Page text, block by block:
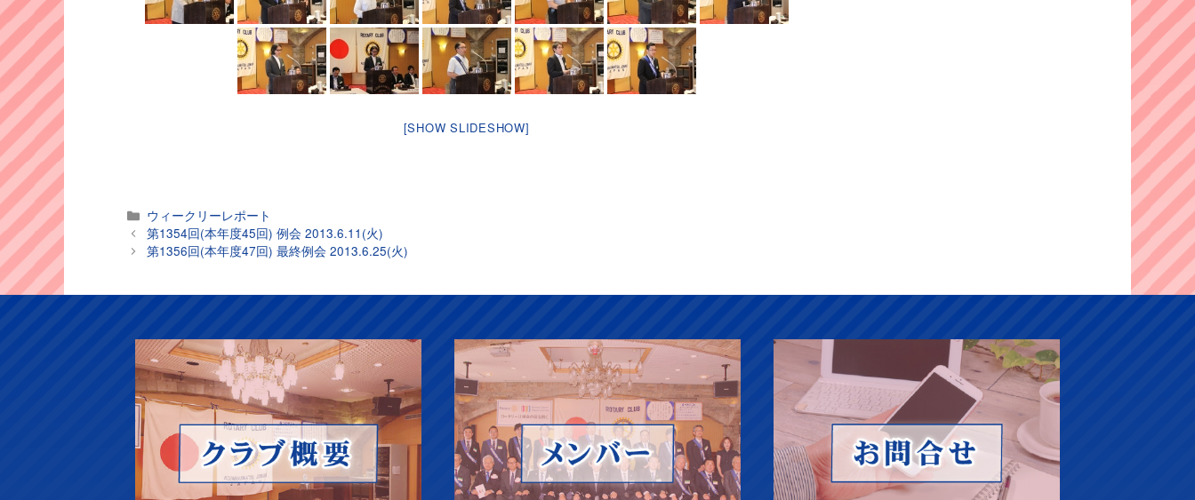
[SHOW SLIDESHOW]
カ
テ
ゴ
ウィークリーレポート
第1354回(本年度45回) 例会 2013.6.11(火)
第1356回(本年度47回) 最終例会 2013.6.25(火)